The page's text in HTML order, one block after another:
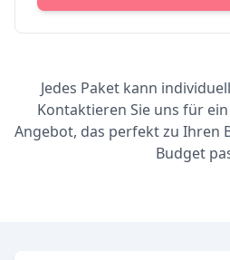
Jedes Paket kann
Kontaktieren Sie uns für
Angebot, das perfekt zu Ihren
Budget